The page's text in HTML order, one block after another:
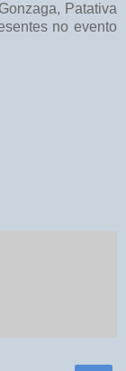
Patativa
no evento